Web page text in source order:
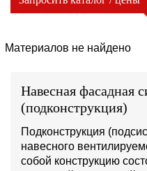
Материалов не найдено
Навесная фасадная
(подконструкция)
Подконструкция
навесного
собой конструкцию